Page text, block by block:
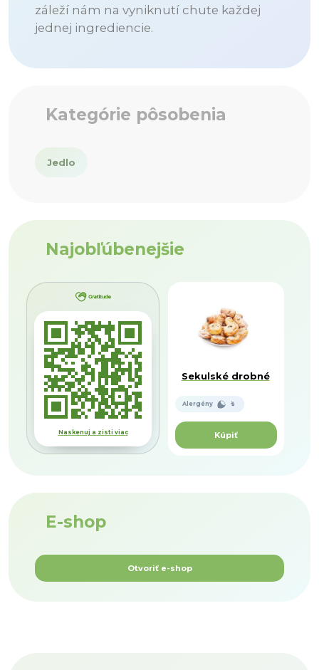
záleží nám na vyniknutí chute každej
jednej ingrediencie.
Kategórie pôsobenia
Jedlo
Najobľúbenejšie
Naskenuj a zisti viac
Sekulské drobné
Alergény
Kúpiť
E-shop
Otvoriť e-shop